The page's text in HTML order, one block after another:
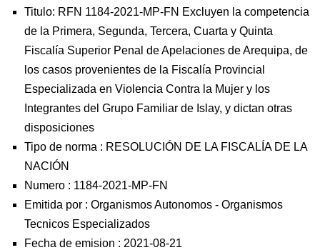
Titulo: RFN 1184-2021-MP-FN Excluyen la competencia
de la Primera, Segunda, Tercera, Cuarta y Quinta
Fiscalía Superior Penal de Apelaciones de Arequipa, de
los casos provenientes de la Fiscalía Provincial
Especializada en Violencia Contra la Mujer y los
Integrantes del Grupo Familiar de Islay, y dictan otras
disposiciones
Tipo de norma : RESOLUCIÓN DE LA FISCALÍA DE LA
NACIÓN
Numero : 1184-2021-MP-FN
Emitida por : Organismos Autonomos - Organismos
Tecnicos Especializados
Fecha de emision : 2021-08-21